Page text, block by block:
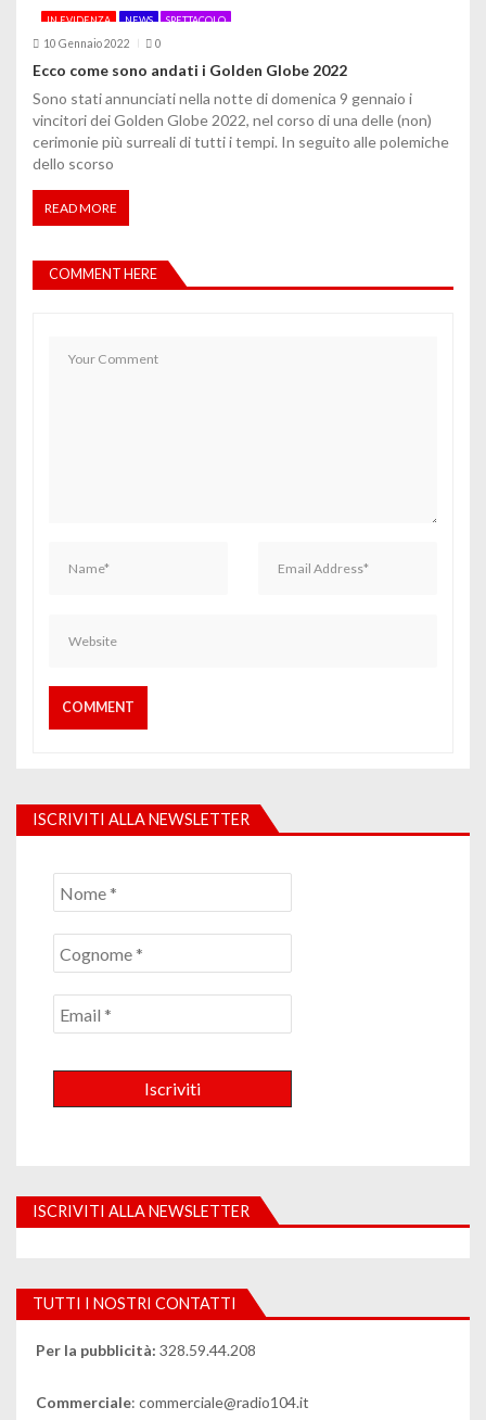
IN EVIDENZA NEWS SPETTACOLO
10 Gennaio 2022 0
Ecco come sono andati i Golden Globe 2022
Sono stati annunciati nella notte di domenica 9 gennaio i
vincitori dei Golden Globe 2022, nel corso di una delle (non)
cerimonie più surreali di tutti i tempi. In seguito alle polemiche
dello scorso
READ MORE
COMMENT HERE
ISCRIVITI ALLA NEWSLETTER
ISCRIVITI ALLA NEWSLETTER
TUTTI I NOSTRI CONTATTI
Per la pubblicità: 328.59.44.208
Commerciale: commerciale@radio104.it